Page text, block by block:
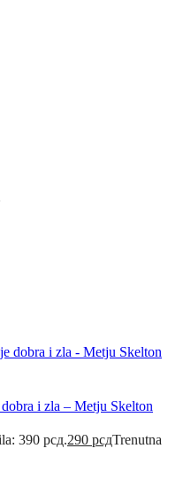
i zla – Metju Skelton
390 рсд.290 рсдTrenutna